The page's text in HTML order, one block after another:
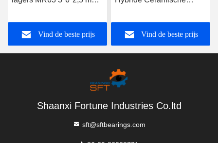
enkele rij
Vind de beste prijs
Ceramisch Lager
Vind de beste prijs
Shaanxi Fortune Industries Co.ltd
sft@sftbearings.com